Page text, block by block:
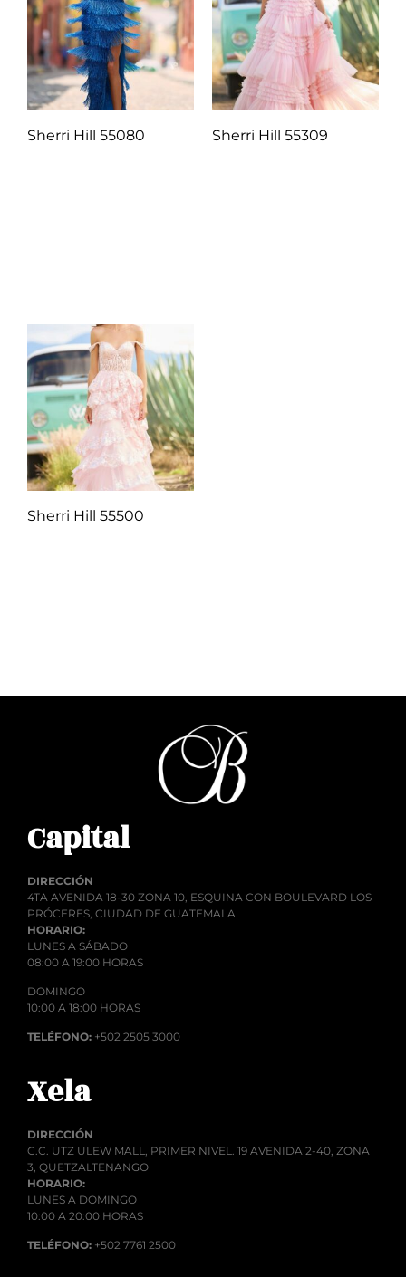
Sherri Hill 55080 Sherri Hill 55309
Sherri Hill 55500
Capital
DIRECCIÓN
4TA AVENIDA 18-30 ZONA 10, ESQUINA CON BOULEVARD LOS
PRÓCERES, CIUDAD DE GUATEMALA
HORARIO:
LUNES A SÁBADO
08:00 A 19:00 HORAS
DOMINGO
10:00 A 18:00 HORAS
TELÉFONO: +502 2505 3000
Xela
DIRECCIÓN
C.C. UTZ ULEW MALL, PRIMER NIVEL. 19 AVENIDA 2-40, ZONA
3, QUETZALTENANGO
HORARIO:
LUNES A DOMINGO
10:00 A 20:00 HORAS
TELÉFONO: +502 7761 2500